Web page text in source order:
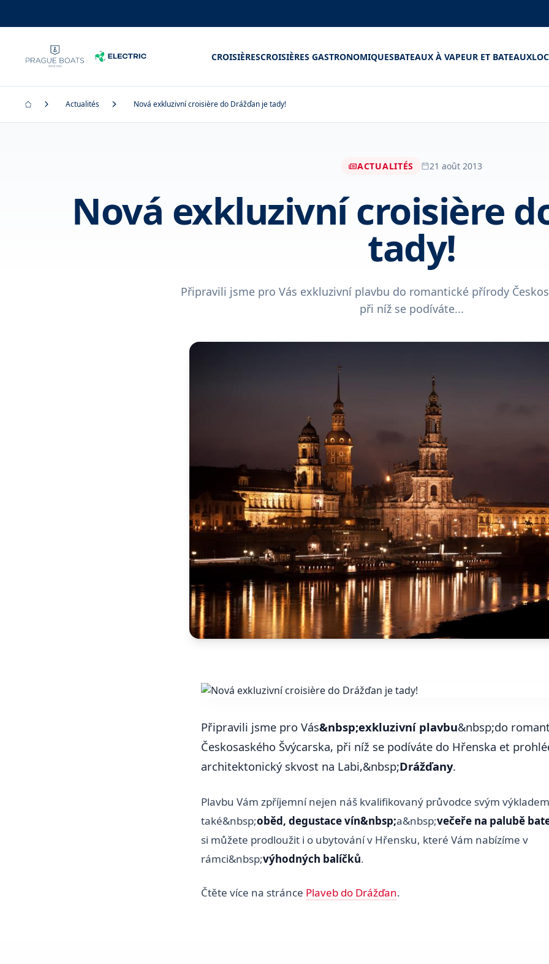
CROISIÈRESCROISIÈRES GASTRONOMIQUESBATEAUX À VAPEUR ET BATEAUX
Actualités Nová exkluzivní croisière do Drážďan je tady!
ACTUALITÉS 21 août 2013
Nová exkluzivní croisière
tady!
Připravili jsme pro Vás exkluzivní plavbu do romantické přírody
při níž se podíváte...
Připravili jsme pro Vás&nbsp;exkluzivní plavbu&nbsp;do
Českosaského Švýcarska, při níž se podíváte do Hřenska et
architektonický skvost na Labi,&nbsp;Drážďany.
Plavbu Vám zpříjemní nejen náš kvalifikovaný průvodce svým
také&nbsp;oběd, degustace vín&nbsp;a&nbsp;večeře na palubě
si můžete prodloužit i o ubytování v Hřensku, které Vám nabízíme v
rámci&nbsp;výhodných balíčků.
Čtěte více na stránce Plaveb do Drážďan.